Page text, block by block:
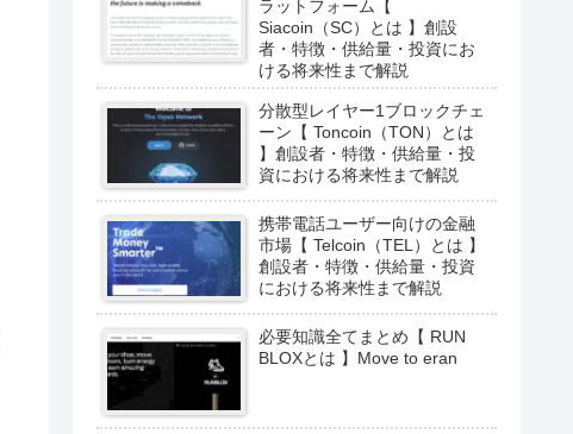
ラットフォーム【
Siacoin（SC）とは 】創設
者・特徴・供給量・投資にお
ける将来性まで解説
分散型レイヤー1ブロックチェ
ーン【 Toncoin（TON）とは
】創設者・特徴・供給量・投
資における将来性まで解説
携帯電話ユーザー向けの金融
市場【 Telcoin（TEL）とは 】
創設者・特徴・供給量・投資
における将来性まで解説
必要知識全てまとめ【 RUN
BLOXとは 】Move to eran